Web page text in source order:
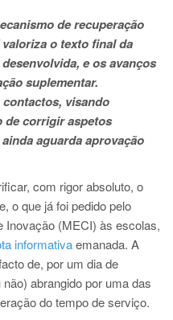
de recuperação
o texto final da
e os avanços
suplementar.
visando
de corrigir aspetos
aguarda aprovação
com rigor absoluto, o
o que já foi pedido pelo
Inovação (MECI) às escolas,
informativaemanada. A
de, por um dia de
abrangido por uma das
do tempo de serviço.